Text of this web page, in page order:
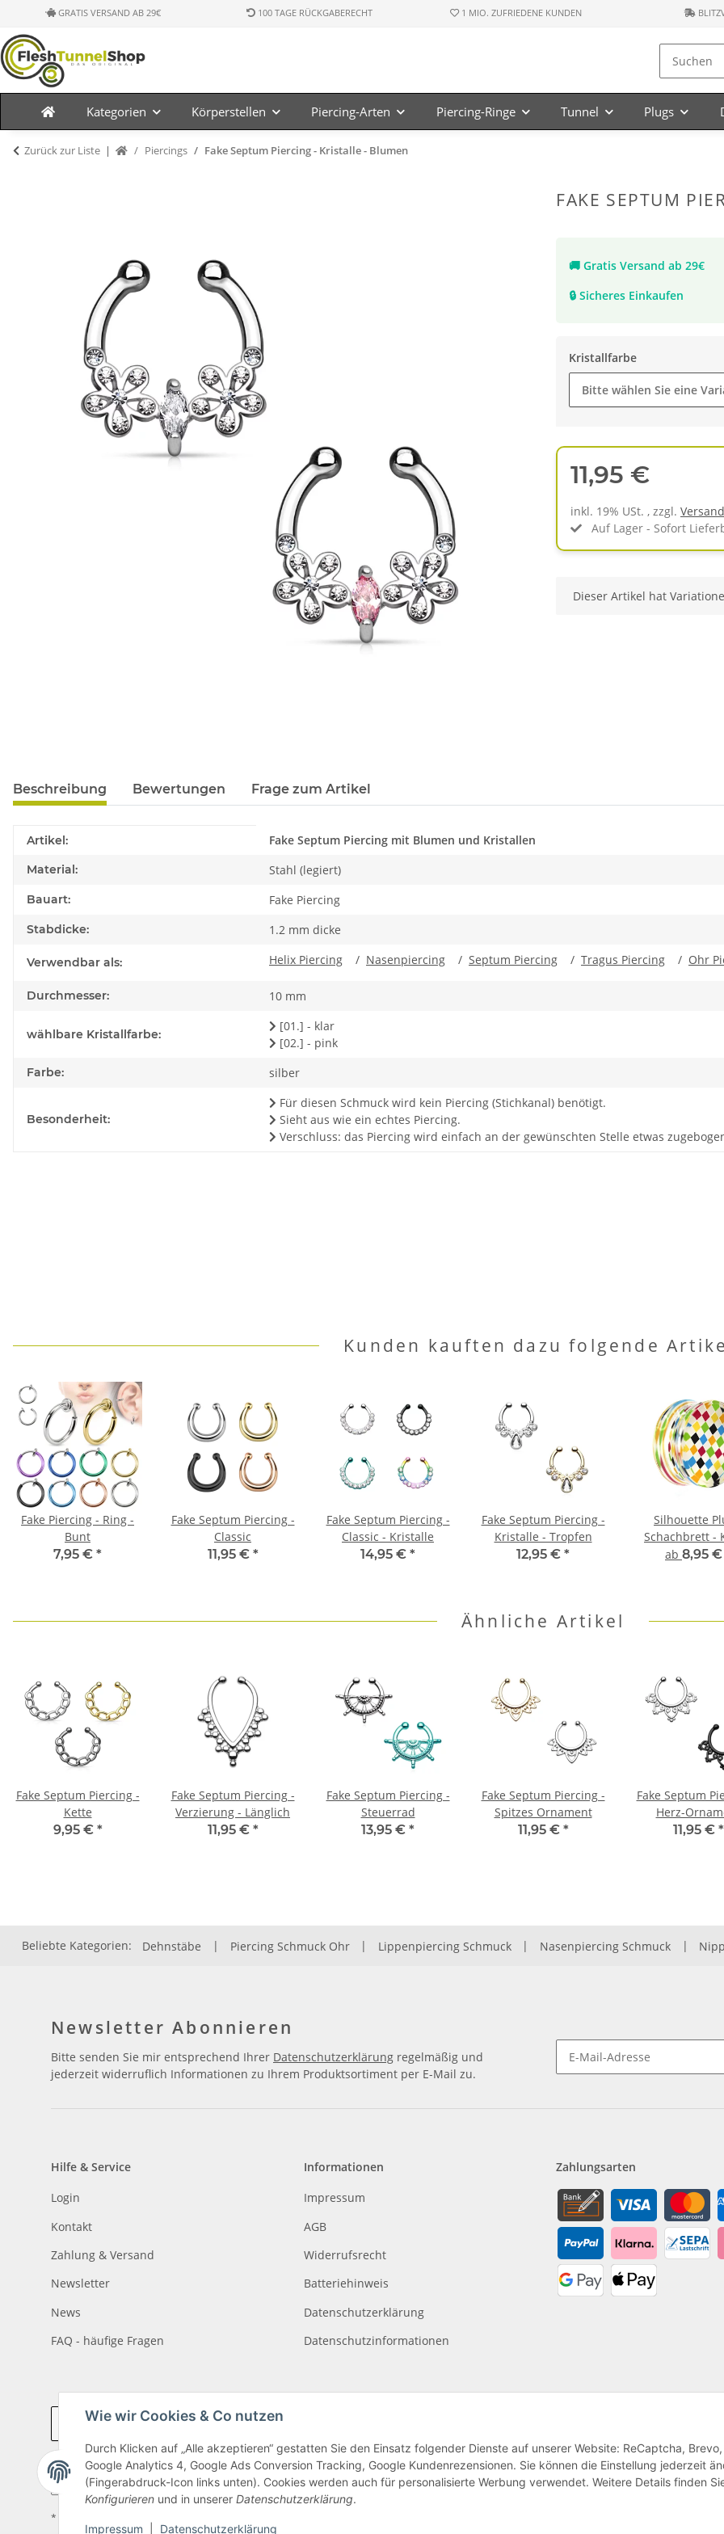
Wie wir Cookies & Co nutzen
Durch Klicken auf „Alle akzeptieren“ gestatten Sie den Einsatz folgender Dienste auf unserer Website: ReCaptcha, Brevo,
Google Analytics 4, Google Ads Conversion Tracking, Google Kundenrezensionen. Sie können die Einstellung jederzeit
(Fingerabdruck-Icon links unten). Cookies werden auch für personalisierte Werbung verwendet. Weitere Details finden
Konfigurieren und in unserer Datenschutzerklärung.
Impressum Datenschutzerklärung
GRATIS VERSAND AB 29€ 100 TAGE RÜCKGABERECHT 1 MIO. ZUFRIEDENE KUNDEN
Kategorien Körperstellen Piercing-Arten Piercing-Ringe Tunnel Plugs
Zurück zur Liste Piercings Fake Septum Piercing - Kristalle - Blumen
FAKE SEPTUM
🚚 Gratis Versand ab 29€
🔒 Sicheres Einkaufen
Kristallfarbe
Bitte wählen Sie eine
11,95 €
inkl. 19% USt. , zzgl. Versand
Auf Lager - Sofort
x
Dieser Artikel hat
Beschreibung Bewertungen Frage zum Artikel
Produkteigenschaft
Wert
Artikel: Fake Septum Piercing mit Blumen und Kristallen
Material: Stahl (legiert)
Bauart: Fake Piercing
Stabdicke: 1.2 mm dicke
Verwendbar als: Helix Piercing / Nasenpiercing / Septum Piercing / Tragus Piercing / Ohr
Durchmesser: 10 mm
wählbare Kristallfarbe:
[01.] - klar
[02.] - pink
Farbe: silber
Besonderheit:
Für diesen Schmuck wird kein Piercing (Stichkanal) benötigt.
Sieht aus wie ein echtes Piercing.
Verschluss: das Piercing wird einfach an der gewünschten Stelle etwas
Kunden kauften dazu folgende
Fake Piercing - Ring -
Bunt
7,95 € *
Fake Septum Piercing -
Classic
11,95 € *
Fake Septum Piercing -
Classic - Kristalle
14,95 € *
Fake Septum Piercing -
Kristalle - Tropfen
12,95 € *
Silhouette
Schachbrett -
ab 8,95 €
Ähnliche Artikel
Fake Septum Piercing -
Kette
9,95 € *
Fake Septum Piercing -
Verzierung - Länglich
11,95 € *
Fake Septum Piercing -
Steuerrad
13,95 € *
Fake Septum Piercing -
Spitzes Ornament
11,95 € *
Fake Septum
Herz-
11,95 € *
Beliebte Kategorien: Dehnstäbe | Piercing Schmuck Ohr | Lippenpiercing Schmuck | Nasenpiercing Schmuck |
Newsletter Abonnieren
Bitte senden Sie mir entsprechend Ihrer Datenschutzerklärung regelmäßig und
jederzeit widerruflich Informationen zu Ihrem Produktsortiment per E-Mail zu.
Hilfe & Service
Login
Kontakt
Zahlung & Versand
Newsletter
News
FAQ - häufige Fragen
Informationen
Impressum
AGB
Widerrufsrecht
Batteriehinweis
Datenschutzerklärung
Datenschutzinformationen
Zahlungsarten
Vertrag widerrufen
* Alle Preise inkl. gesetzlicher USt., zzgl.